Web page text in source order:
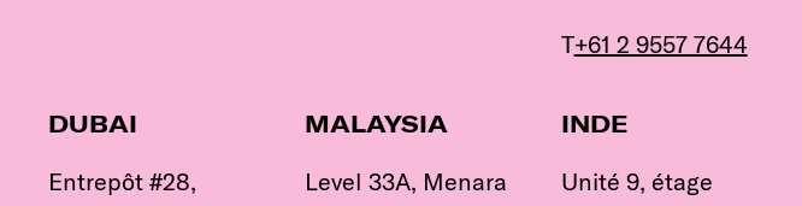
T+61 2 9557 7644
DUBAI
Entrepôt #28,
MALAYSIA
Level 33A, Menara
INDE
Unité 9, étage